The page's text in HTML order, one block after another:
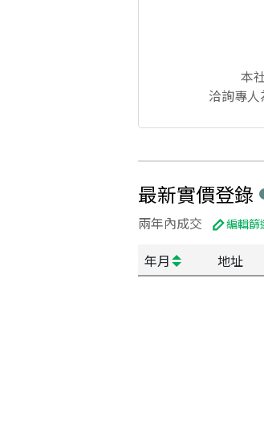
本
洽詢專人
最新實價登錄
兩年內成交 編輯篩
年月 地址